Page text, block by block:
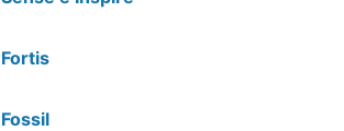
Fortis
Fossil